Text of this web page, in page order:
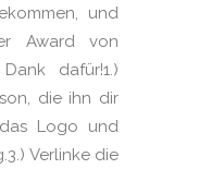
und
Award von
dafür!1.)
die ihn dir
Logo und
Verlinke die